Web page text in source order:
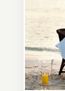
turístico.